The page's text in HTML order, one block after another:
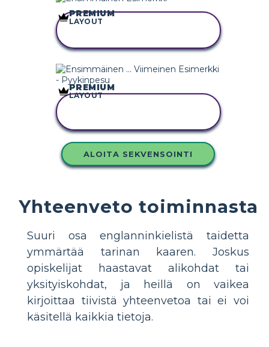
KOPIOI TÄMÄ
PREMIUM
LAYOUT
PREMIUM
LAYOUT
ALOITA SEKVENSOINTI
Yhteenveto toiminnasta
Suuri osa englanninkielistä taidetta
ymmärtää tarinan kaaren. Joskus
opiskelijat haastavat alikohdat tai
yksityiskohdat, ja heillä on vaikea
kirjoittaa tiivistä yhteenvetoa tai ei voi
käsitellä kaikkia tietoja.